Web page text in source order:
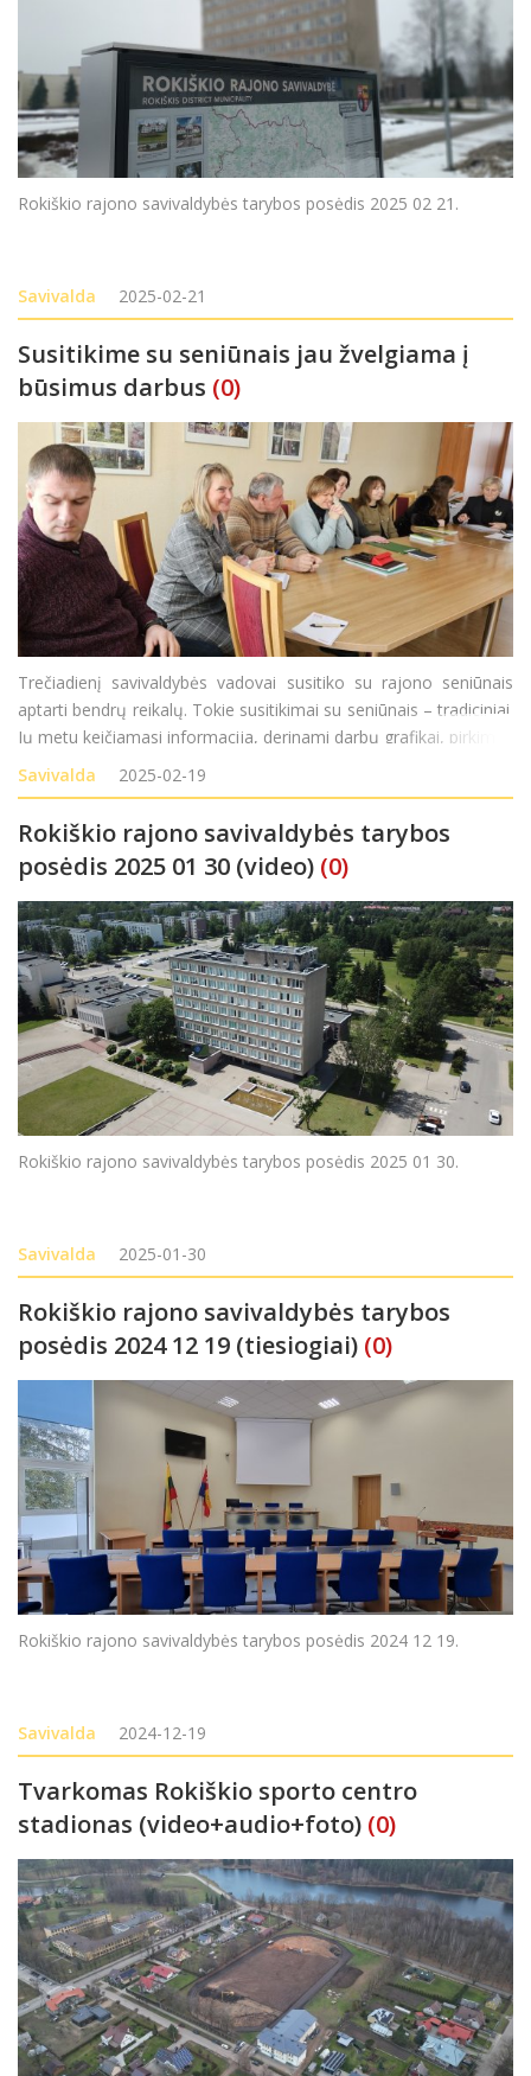
Rokiškio rajono savivaldybės tarybos posėdis 2025 02 21.
Savivalda 2025-02-21
Susitikime su seniūnais jau žvelgiama į
būsimus darbus (0)
Trečiadienį savivaldybės vadovai susitiko su rajono seniūnais
aptarti bendrų reikalų. Tokie susitikimai su seniūnais – tradiciniai.
Jų metu keičiamasi informacija, derinami darbų grafikai, pirkimai,
išklausomos ir aptariamos atskirų seniūnijų problemos,
dalinamasi patirtimi. Apga
Savivalda 2025-02-19
Rokiškio rajono savivaldybės tarybos
posėdis 2025 01 30 (video) (0)
Rokiškio rajono savivaldybės tarybos posėdis 2025 01 30.
Savivalda 2025-01-30
Rokiškio rajono savivaldybės tarybos
posėdis 2024 12 19 (tiesiogiai) (0)
Rokiškio rajono savivaldybės tarybos posėdis 2024 12 19.
Savivalda 2024-12-19
Tvarkomas Rokiškio sporto centro
stadionas (video+audio+foto) (0)